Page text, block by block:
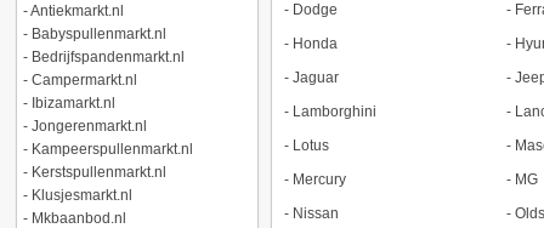
-Antiekmarkt.nl
- Babyspullenmarkt.nl
- Bedrijfspandenmarkt.nl
- Campermarkt.nl
- Ibizamarkt.nl
- Jongerenmarkt.nl
- Kampeerspullenmarkt.nl
- Kerstspullenmarkt.nl
- Klusjesmarkt.nl
- Mkbaanbod.nl
- Dodge -
- Honda -
- Jaguar -
- Lamborghini -
- Lotus -
- Mercury - MG
- Nissan -